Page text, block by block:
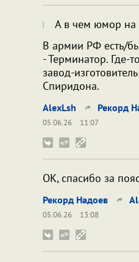
А в чем юмор на
В армии РФ есть/
- Терминатор. Где-
завод-
Спиридона.
AlexLsh Рекорд
05.06.26
11:07
ОК, спасибо за
Рекорд Надоев
05.06.26
13:08